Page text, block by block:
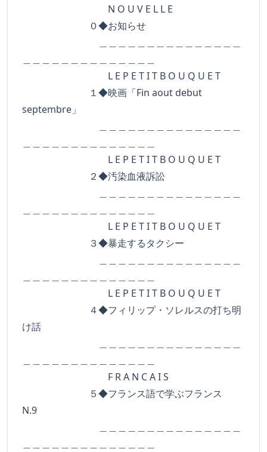
N O U V E L L E
０◆お知らせ
L E P E T I T B O U Q U E T
１◆映画「Fin aout debut
septembre」
L E P E T I T B O U Q U E T
２◆汚染血液訴訟
L E P E T I T B O U Q U E T
３◆暴走するタクシー
L E P E T I T B O U Q U E T
４◆フィリップ・ソレルスの打ち明
け話
F R A N C A I S
５◆フランス語で学ぶフランス
N.9